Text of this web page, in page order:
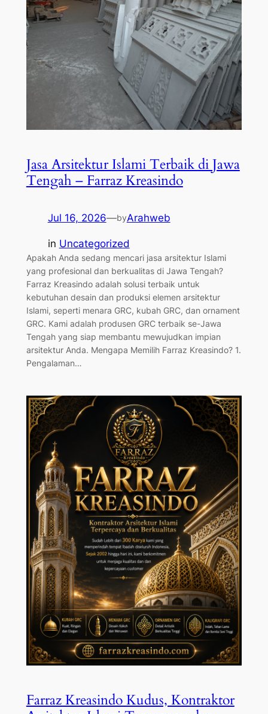
Jasa Arsitektur Islami Terbaik di Jawa
Tengah – Farraz Kreasindo
Jul 16, 2026—byArahweb
in Uncategorized
Apakah Anda sedang mencari jasa arsitektur Islami
yang profesional dan berkualitas di Jawa Tengah?
Farraz Kreasindo adalah solusi terbaik untuk
kebutuhan desain dan produksi elemen arsitektur
Islami, seperti menara GRC, kubah GRC, dan ornament
GRC. Kami adalah produsen GRC terbaik se-Jawa
Tengah yang siap membantu mewujudkan impian
arsitektur Anda. Mengapa Memilih Farraz Kreasindo? 1.
Pengalaman…
Farraz Kreasindo Kudus, Kontraktor